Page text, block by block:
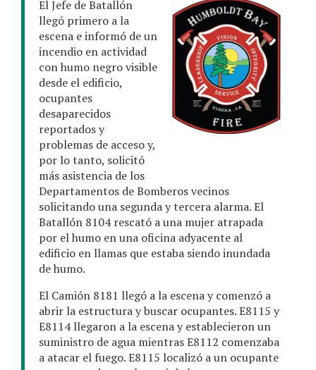
El Jefe de Batallón
llegó primero a la
escena e informó de un
incendio en actividad
con humo negro visible
desde el edificio,
ocupantes
desaparecidos
reportados y
problemas de acceso y,
por lo tanto, solicitó
más asistencia de los
Departamentos de Bomberos vecinos
solicitando una segunda y tercera alarma. El
Batallón 8104 rescató a una mujer atrapada
por el humo en una oficina adyacente al
edificio en llamas que estaba siendo inundada
de humo.
El Camión 8181 llegó a la escena y comenzó a
abrir la estructura y buscar ocupantes. E8115 y
E8114 llegaron a la escena y establecieron un
suministro de agua mientras E8112 comenzaba
a atacar el fuego. E8115 localizó a un ocupante